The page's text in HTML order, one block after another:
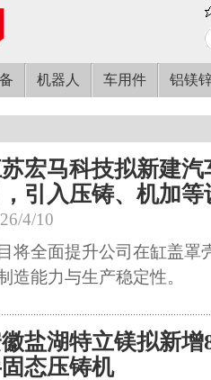
机器人 车用件 铝镁
宏马科技拟新建
，引入压铸、机加
4/10
将全面提升公司在缸盖罩
造能力与生产稳定性。
盐湖特立镁拟新增
态压铸机